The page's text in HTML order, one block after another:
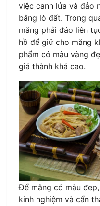
việc canh lửa và đảo
bằng lò đất. Trong
măng phải đảo liên
hồ để giữ cho măng
phẩm có màu vàng
giá thành khá cao.
Để măng có màu
kinh nghiệm và cẩn